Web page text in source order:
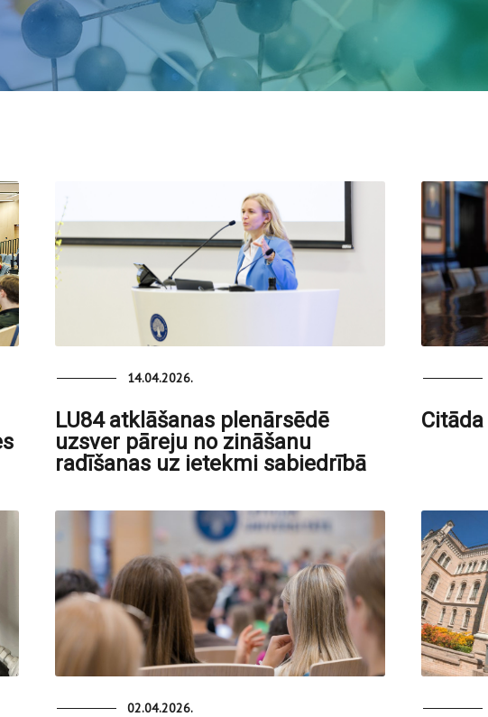
14.04.2026.
LU84 atklāšanas plenārsēdē
uzsver pāreju no zināšanu
radīšanas uz ietekmi sabiedrībā
02.04.2026.